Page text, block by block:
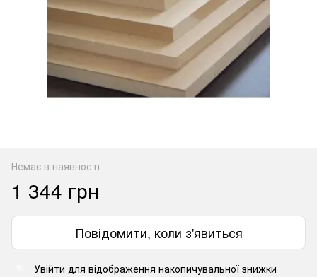
Немає в наявності
1 344 грн
Повідомити, коли з'явиться
Увійти для відображення накопичувальної знижки